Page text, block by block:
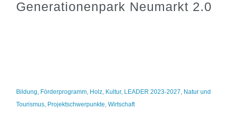
Generationenpark Neumarkt 2.0
Bildung, Förderprogramm, Holz, Kultur, LEADER 2023-2027, Natur und
Tourismus, Projektschwerpunkte,Wirtschaft